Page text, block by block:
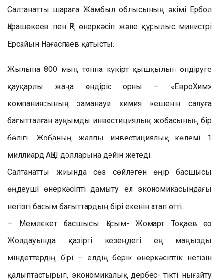
Салтанатты шараға Жамбыл облысының әкімі Ербол
Қарашөкеев пен ҚР өнеркәсіп және құрылыс министрі
Ерсайын Нағаспаев қатысты.
Жылына 800 мың тонна күкірт қышқылын өндіруге
қауқарлы жаңа өндіріс орны – «ЕвроХим»
компаниясының заманауи химия кешенін салуға
бағытталған ауқымды инвестициялық жобасының бір
бөлігі. Жобаның жалпы инвестициялық көлемі 1
миллиард АҚШ долларына дейін жетеді.
Салтанатты жиында сөз сөйлеген өңір басшысы
өңдеуші өнеркәсіпті дамыту ел экономикасындағы
негізгі басым бағыттардың бірі екенін атап өтті.
– Мемлекет басшысы Қасым- Жомарт Тоқаев өз
Жолдауында қазіргі кезеңдегі ең маңызды
міндеттердің бірі – елдің берік өнеркәсіптік негізін
қалыптастырып, экономикалық дербес- тікті нығайту